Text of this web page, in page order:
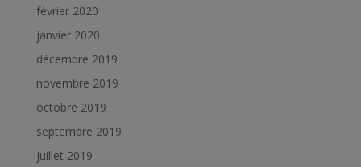
février 2020
janvier 2020
décembre 2019
novembre 2019
octobre 2019
septembre 2019
juillet 2019